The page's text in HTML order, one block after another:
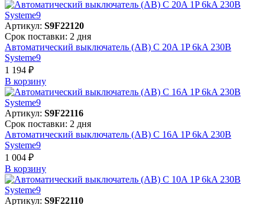
Артикул: S9F22120
Срок поставки: 2 дня
Автоматический выключатель (АВ) C 20A 1P 6kA 230В
Systeme9
1 194 ₽
В корзинy
Артикул: S9F22116
Срок поставки: 2 дня
Автоматический выключатель (АВ) C 16A 1P 6kA 230В
Systeme9
1 004 ₽
В корзинy
Артикул: S9F22110